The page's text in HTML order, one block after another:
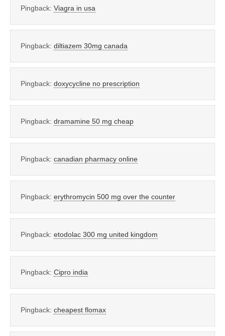
Pingback: Viagra in usa
Pingback: diltiazem 30mg canada
Pingback: doxycycline no prescription
Pingback: dramamine 50 mg cheap
Pingback: canadian pharmacy online
Pingback: erythromycin 500 mg over the counter
Pingback: etodolac 300 mg united kingdom
Pingback: Cipro india
Pingback: cheapest flomax